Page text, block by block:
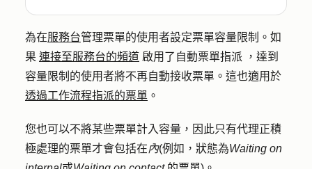
為在服務台管理票單的使用者設定票單容量限制。 如
果 連接至服務台的頻道 啟用了自動票單指派
，達到
容量限制的使用者將不再自動接收票單。這也適用於
透過工作流程指派的票單 。
您也可以不將某些票單計入容量，因此只有代理正積
極處理的票單才會包括在內(例如，狀態為Waiting on